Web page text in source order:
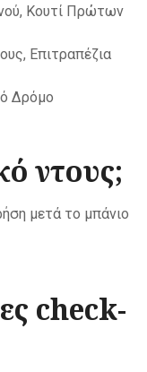
Κουτί Πρώτων
Επιτραπέζια
Δρόμο
ντους;
μετά το μπάνιο
check-